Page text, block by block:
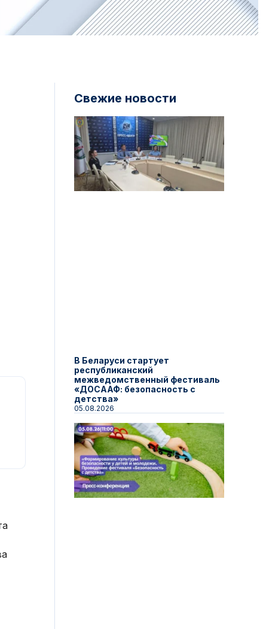
Свежие новости
В Беларуси стартует
республиканский
межведомственный фестиваль
«ДОСААФ: безопасность с
детства»
05.08.2026